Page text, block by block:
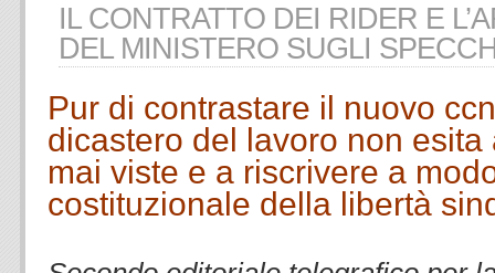
IL CONTRATTO DEI RIDER E
DEL MINISTERO SUGLI
Pur di contrastare il nuovo
dicastero del lavoro non
mai viste e a riscrivere a
costituzionale della libertà